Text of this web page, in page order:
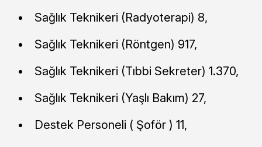
Sağlık Teknikeri (Radyoterapi) 8,
Sağlık Teknikeri (Röntgen) 917,
Sağlık Teknikeri (Tıbbi Sekreter) 1.370,
Sağlık Teknikeri (Yaşlı Bakım) 27,
Destek Personeli ( Şoför ) 11,